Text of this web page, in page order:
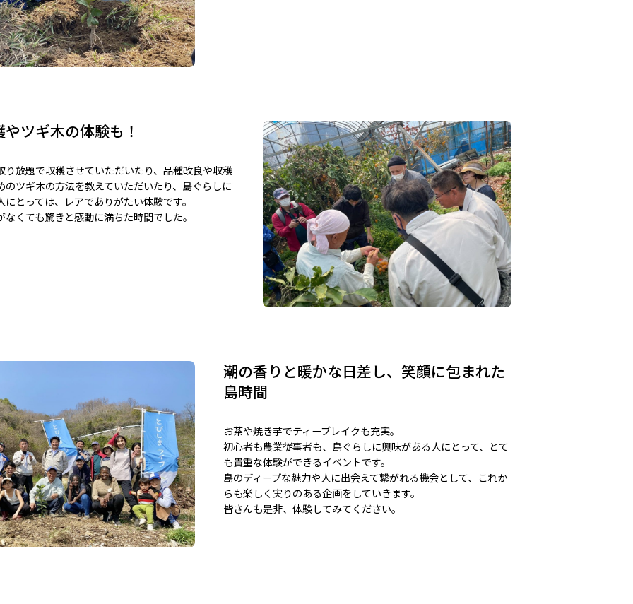
ツギ木の体験も！
り放題で収穫させていただいたり、品種改良や収穫
のツギ木の方法を教えていただいたり、島ぐらしに
にとっては、レアでありがたい体験です。
なくても驚きと感動に満ちた時間でした。
潮の香りと暖かな日差し、笑顔に包まれた
島時間
お茶や焼き芋でティーブレイクも充実。
初心者も農業従事者も、島ぐらしに興味がある人にとって、とて
も貴重な体験ができるイベントです。
島のディープな魅力や人に出会えて繋がれる機会として、これか
らも楽しく実りのある企画をしていきます。
皆さんも是非、体験してみてください。